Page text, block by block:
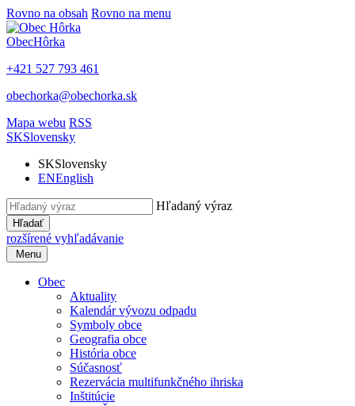
Rovno na obsah Rovno na menu
ObecHôrka
+421 527 793 461
obechorka@obechorka.sk
Mapa webu RSS
SKSlovensky
SKSlovensky
ENEnglish
Hľadaný výraz
Hľadať
rozšírené vyhľadávanie
Menu
Obec
Aktuality
Kalendár vývozu odpadu
Symboly obce
Geografia obce
História obce
Súčasnosť
Rezervácia multifunkčného ihriska
Inštitúcie